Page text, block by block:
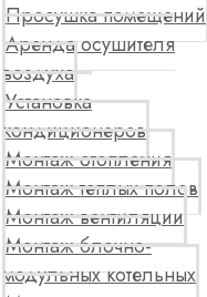
Просушка помещений
Аренда осушителя
воздуха
Установка
кондиционеров
Монтаж отопления
Монтаж теплых полов
Монтаж вентиляции
Монтаж блочно-
модульных котельных